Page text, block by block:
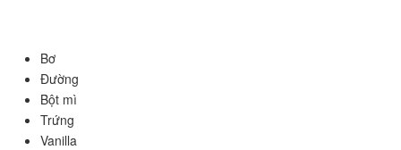
Sử dụng kem tươi
Dùng những loại trái cây tươi
Thêm màu sắc vào bánh quy bơ
Kết luận
Bơ
Đường
Bột mì
Trứng
Vanilla